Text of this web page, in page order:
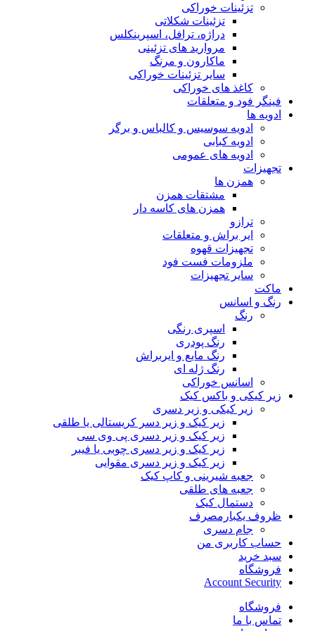
تزئینات خوراکی
تزئینات شکلاتی
دراژه، ترافل، اسپرینکلس
مروارید های تزئینی
ماکارون و مرنگ
سایر تزئینات خوراکی
کاغذ های خوراکی
فینگر فود و متعلقات
ادویه ها
ادویه سوسیس و کالباس و برگر
ادویه کبابی
ادویه های عمومی
تجهیزات
همزن ها
مشتقات همزن
همزن های کاسه دار
ترازو
ایر براش و متعلقات
تجهیزات قهوه
ملزومات فست فود
سایر تجهیزات
ماکت
رنگ و اسانس
رنگ
اسپری رنگی
رنگ پودری
رنگ مایع و ایربراش
رنگ ژله ای
اسانس خوراکی
زیر کیکی و باکس کیک
زیر کیکی و زیر دسری
زیر کیک و زیر دسر کریستالی یا طلقی
زیر کیک و زیر دسری پی وی سی
زیر کیک و زیر دسری چوبی یا فیبر
زیر کیک و زیر دسری مقوایی
جعبه شیرینی و کاپ کیک
جعبه های طلقی
دستمال کیک
ظروف یکبارمصرف
جام دسری
حساب کاربری من
سبد خرید
فروشگاه
Account Security
فروشگاه
تماس با ما